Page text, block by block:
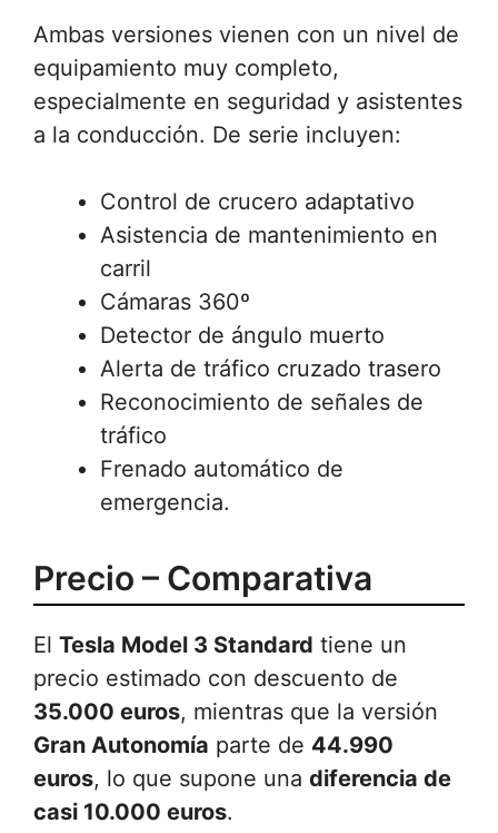
Ambas versiones vienen con un nivel de
equipamiento muy completo,
especialmente en seguridad y asistentes
a la conducción. De serie incluyen:
Control de crucero adaptativo
Asistencia de mantenimiento en
carril
Cámaras 360º
Detector de ángulo muerto
Alerta de tráfico cruzado trasero
Reconocimiento de señales de
tráfico
Frenado automático de
emergencia.
Precio – Comparativa
El Tesla Model 3 Standard tiene un
precio estimado con descuento de
35.000 euros, mientras que la versión
Gran Autonomía parte de 44.990
euros, lo que supone una diferencia de
casi 10.000 euros.